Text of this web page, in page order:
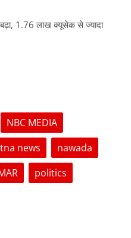
1.76 लाख क्यूसेक से ज्यादा
NBC MEDIA
news
nawada
politics